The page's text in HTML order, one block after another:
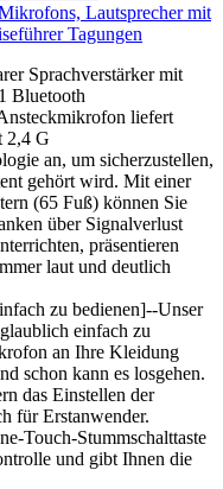
Lautsprecher mit
Tagungen
Sprachverstärker mit
Bluetooth
liefert
2,4 G
an, um sicherzustellen,
gehört wird. Mit einer
(65 Fuß) können Sie
über Signalverlust
präsentieren
laut und deutlich
zu bedienen]--Unser
einfach zu
an Ihre Kleidung
schon kann es losgehen.
das Einstellen der
für Erstanwender.
Touch-Stummschalttaste
und gibt Ihnen die